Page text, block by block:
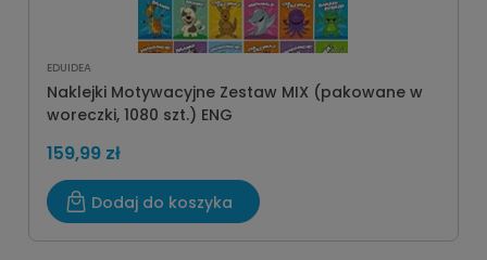
EDUIDEA
Naklejki Motywacyjne Zestaw MIX (pakowane w
woreczki, 1080 szt.) ENG
159,99 zł
Dodaj do koszyka